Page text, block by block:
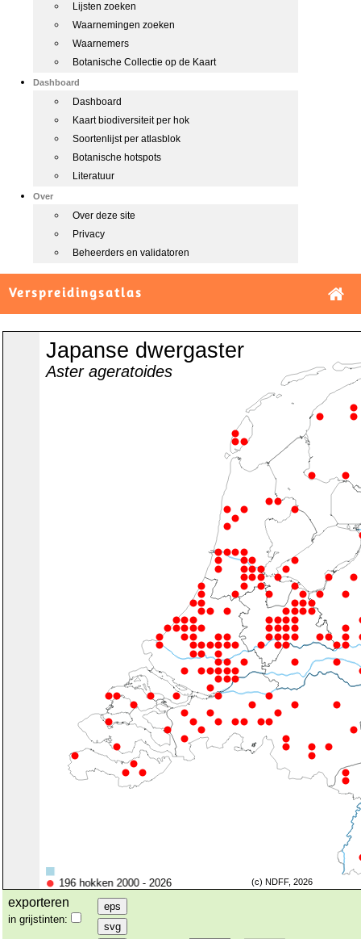
Lijsten zoeken
Waarnemingen zoeken
Waarnemers
Botanische Collectie op de Kaart
Dashboard
Dashboard
Kaart biodiversiteit per hok
Soortenlijst per atlasblok
Botanische hotspots
Literatuur
Over
Over deze site
Privacy
Beheerders en validatoren
Verspreidingsatlas